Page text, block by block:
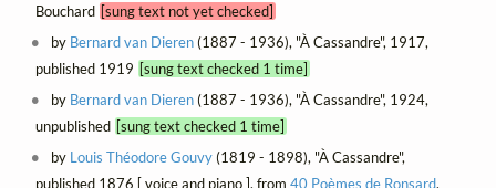
Bouchard [sung text not yet checked]
by Bernard van Dieren(1887 - 1936), "À Cassandre", 1917,
published 1919 [sung text checked 1 time]
by Bernard van Dieren(1887 - 1936), "À Cassandre", 1924,
unpublished [sung text checked 1 time]
by Louis Théodore Gouvy(1819 - 1898), "À Cassandre",
published 1876 [ voice and piano ], from 40 Poèmes de Ronsard,